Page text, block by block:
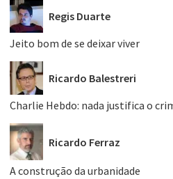
Regis Duarte
Jeito bom de se deixar viver
Ricardo Balestreri
Charlie Hebdo: nada justifica o
Ricardo Ferraz
A construção da urbanidade